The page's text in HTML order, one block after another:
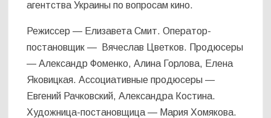
агентства Украины по вопросам кино.
Режиссер — Елизавета Смит. Оператор-
постановщик — Вячеслав Цветков. Продюсеры
— Александр Фоменко, Алина Горлова, Елена
Яковицкая. Ассоциативные продюсеры —
Евгений Рачковский, Александра Костина.
Художница-постановщица — Мария Хомякова.